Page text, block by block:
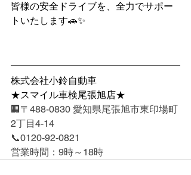
皆様の安全ドライブを、全力でサポー
トいたします🚗✨
株式会社小鈴自動車
★スマイル車検尾張旭店★
🏢〒488-0830 愛知県尾張旭市東印場町
2丁目4-14
📞0120-92-0821
営業時間：9時～18時